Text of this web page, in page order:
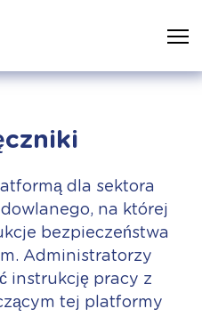
dla sektora
na której
bezpieczeństwa
Administratorzy
instrukcję pracy z
tej platformy